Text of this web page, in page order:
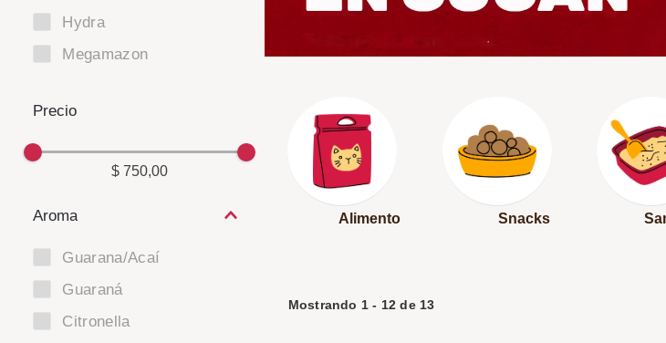
Aroma
Guarana/Acaí
Guaraná
Citronella
Hydra
Megamazon
$ 750,00
Alimento Snacks
Mostrando 1 - 12 de 13